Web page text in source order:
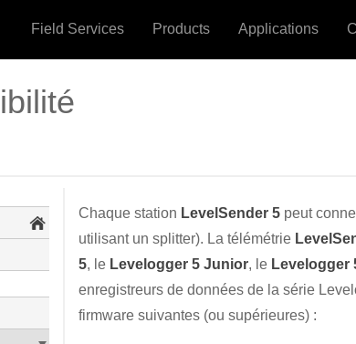
Field Services Products Applications
Chaque station LevelSender 5 peut
utilisant un splitter). La télémétrie
5, le Levelogger 5 Junior, le Levelogger
enregistreurs de données de la série
firmware suivantes (ou supérieures) :